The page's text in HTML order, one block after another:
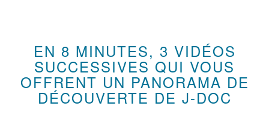
EN 8 MINUTES, 3 VIDÉOS
SUCCESSIVES QUI VOUS
OFFRENT UN PANORAMA DE
DÉCOUVERTE DE J-DOC